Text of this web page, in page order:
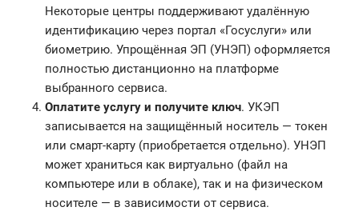
Некоторые центры поддерживают удалённую
идентификацию через портал «Госуслуги» или
биометрию. Упрощённая ЭП (УНЭП) оформляется
полностью дистанционно на платформе
выбранного сервиса.
Оплатите услугу и получите ключ. УКЭП
записывается на защищённый носитель — токен
или смарт-карту (приобретается отдельно). УНЭП
может храниться как виртуально (файл на
компьютере или в облаке), так и на физическом
носителе — в зависимости от сервиса.